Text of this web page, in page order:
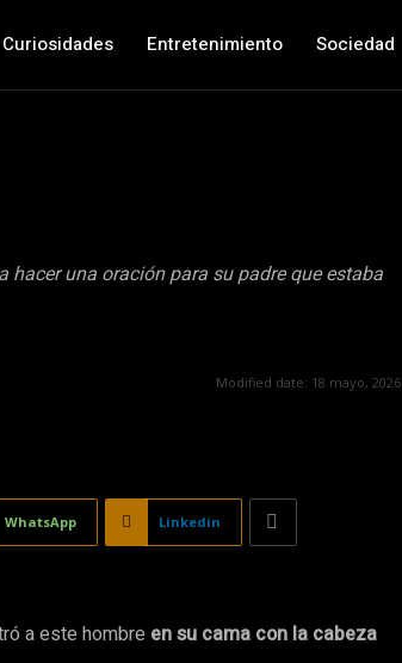
Curiosidades Entretenimiento Sociedad
una oración para su padre que estaba
Modified date: 18 mayo, 2026
WhatsApp Linkedin
a este hombre en su cama con la cabeza